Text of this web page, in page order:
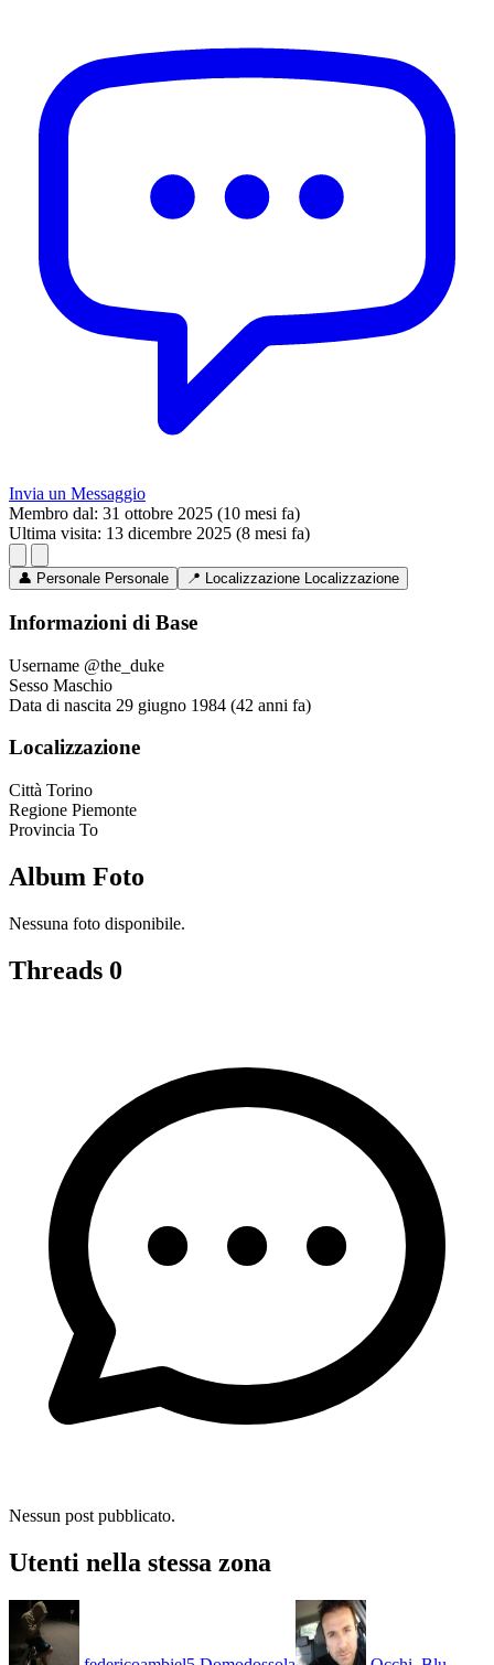
Invia un Messaggio
Membro dal: 31 ottobre 2025 (10 mesi fa)
Ultima visita: 13 dicembre 2025 (8 mesi fa)
👤 Personale Personale 📍 Localizzazione Localizzazione
Informazioni di Base
Username @the_duke
Sesso Maschio
Data di nascita 29 giugno 1984 (42 anni fa)
Localizzazione
Città Torino
Regione Piemonte
Provincia To
Album Foto
Nessuna foto disponibile.
Threads 0
Nessun post pubblicato.
Utenti nella stessa zona